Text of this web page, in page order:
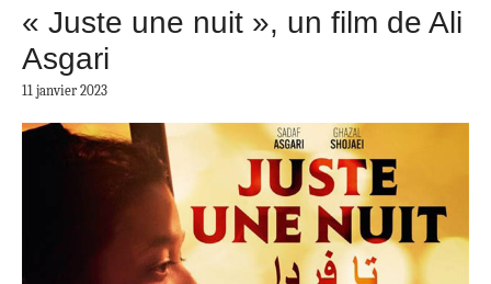
« Juste une nuit », un film de Ali
Asgari
11 janvier 2023